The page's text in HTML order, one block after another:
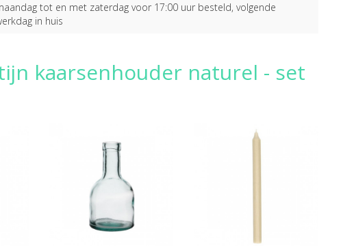
tot en met zaterdag voor 17:00 uur besteld, volgende
in huis
kaarsenhouder naturel - set